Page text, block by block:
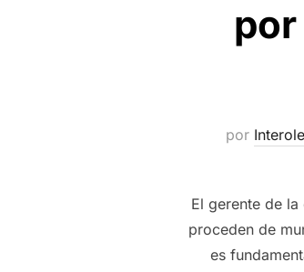
por
El gerente de
proceden de
es